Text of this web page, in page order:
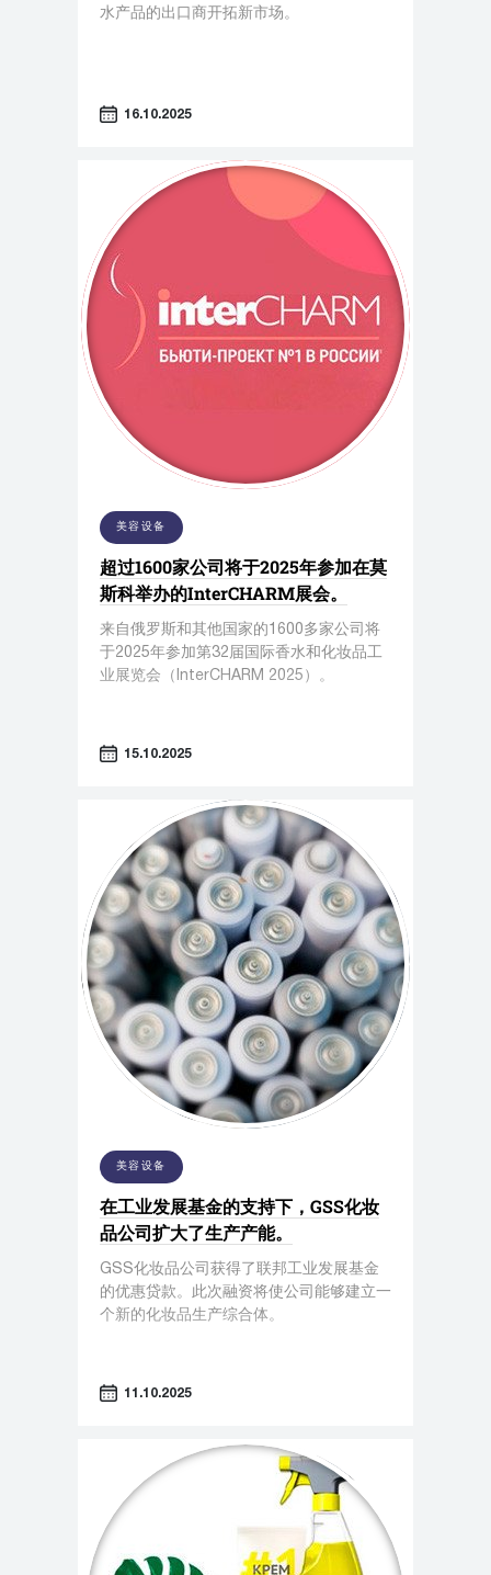
水产品的出口商开拓新市场。
16.10.2025
美容设备
超过1600家公司将于2025年参加在莫
斯科举办的InterCHARM展会。
来自俄罗斯和其他国家的1600多家公司将
于2025年参加第32届国际香水和化妆品工
业展览会（InterCHARM 2025）。
15.10.2025
美容设备
在工业发展基金的支持下，GSS化妆
品公司扩大了生产产能。
GSS化妆品公司获得了联邦工业发展基金
的优惠贷款。此次融资将使公司能够建立一
个新的化妆品生产综合体。
11.10.2025